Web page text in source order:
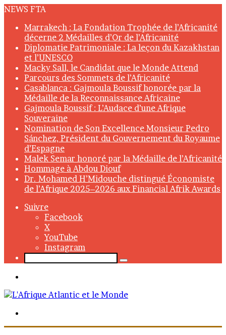
NEWS FTA
Marrakech : La Fondation Trophée de l’Africanité
décerne 2 Médailles d’Or de l’Africanité
Diplomatie Patrimoniale : La leçon du Kazakhstan
et l’UNESCO
Macky Sall, le Candidat que le Monde Attend
Parcours des Sommets de l’Africanité
Casablanca : Gajmoula Boussif honorée par la
Médaille de la Reconnaissance Africaine
Gajmoula Boussif : L’Audace d’une Afrique
Souveraine
Nomination de Son Excellence Monsieur Pedro
Sánchez, Président du Gouvernement du Royaume
d’Espagne
Malek Semar honoré par la Médaille de l’Africanité
Hommage à Abdou Diouf
Dr. Mohamed H’Midouche distingué Économiste
de l’Afrique 2025–2026 aux Financial Afrik Awards
Suivre
Facebook
X
YouTube
Instagram
Rechercher